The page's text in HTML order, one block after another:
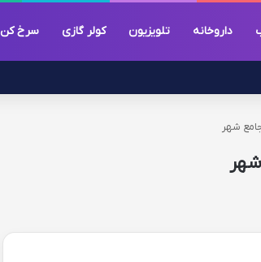
داروخانه تلویزیون کولر گازی سرخ کن
شهر